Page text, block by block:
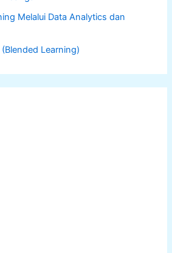
Melalui Data Analytics dan
Learning)